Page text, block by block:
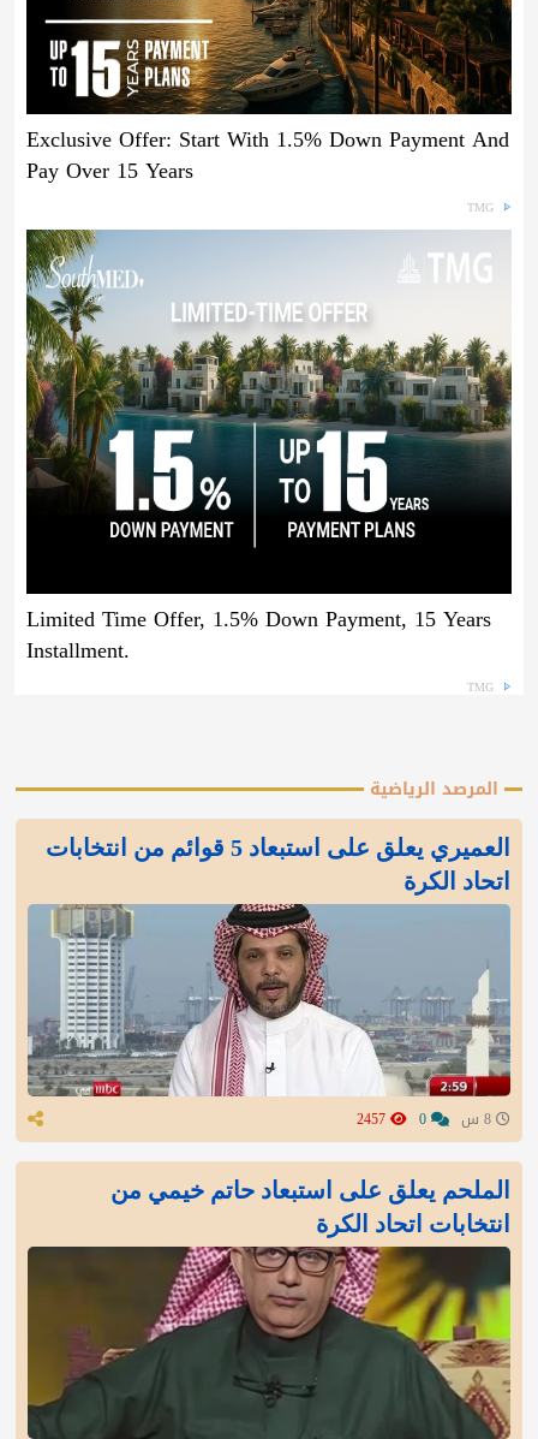
Exclusive Offer: Start With 1.5% Down Payment And
Pay Over 15 Years
TMG
Limited Time Offer, 1.5% Down Payment, 15 Years
Installment.
TMG
المرصد الرياضية
العميري يعلق على استبعاد 5 قوائم من انتخابات
اتحاد الكرة
الملحم يعلق على استبعاد حاتم خيمي من
انتخابات اتحاد الكرة